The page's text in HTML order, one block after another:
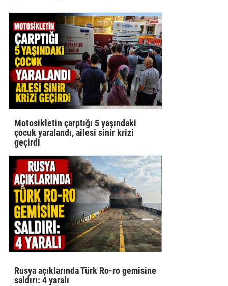
Motosikletin çarptığı 5 yaşındaki
çocuk yaralandı, ailesi sinir krizi
geçirdi
Rusya açıklarında Türk Ro-ro gemisine
saldırı: 4 yaralı